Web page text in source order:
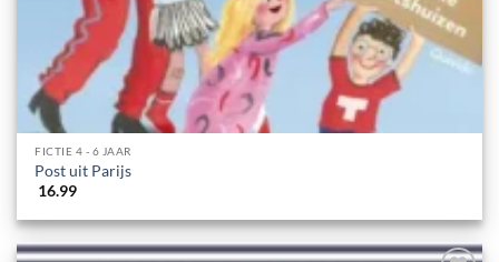
FICTIE 4 - 6 JAAR
Post uit Parijs
16.99